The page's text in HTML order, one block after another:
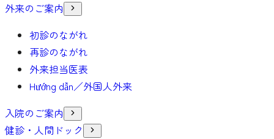
外来のご案内
初診のながれ
再診のながれ
外来担当医表
Hướng dẫn／外国人外来
入院のご案内
健診・人間ドック